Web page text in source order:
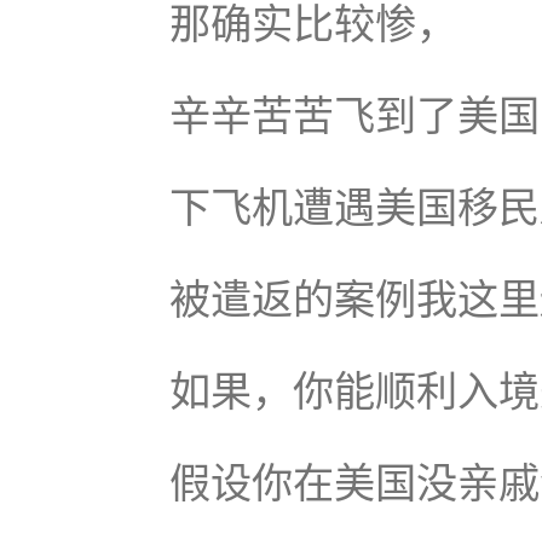
那确实比较惨，
辛辛苦苦飞到了美
下飞机遭遇美国移
被遣返的案例我这
如果，你能顺利入
假设你在美国没亲